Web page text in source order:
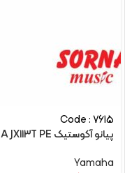
Code : 7615
پیانو آکوستیک YAMAHA JX113T PE
Yamaha